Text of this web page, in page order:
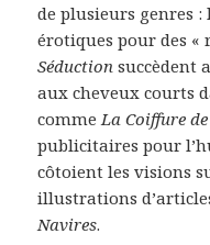
de plusieurs genres :
érotiques pour des «
Séductionsuccèdent
aux cheveux courts
comme La Coiffure
publicitaires pour
côtoient les visions
illustrations
Navires.